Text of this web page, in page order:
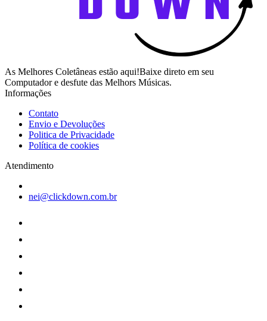
As Melhores Coletâneas estão aqui!Baixe direto em seu
Computador e desfute das Melhors Músicas.
Informações
Contato
Envio e Devoluções
Politica de Privacidade
Política de cookies
Atendimento
nei@clickdown.com.br